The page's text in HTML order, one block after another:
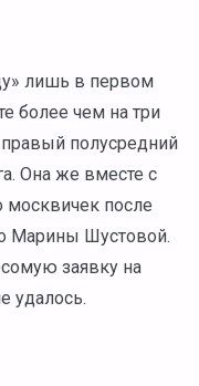
лишь в первом
более чем на три
полусредний
Она же вместе с
после
Марины Шустовой.
заявку на
удалось.